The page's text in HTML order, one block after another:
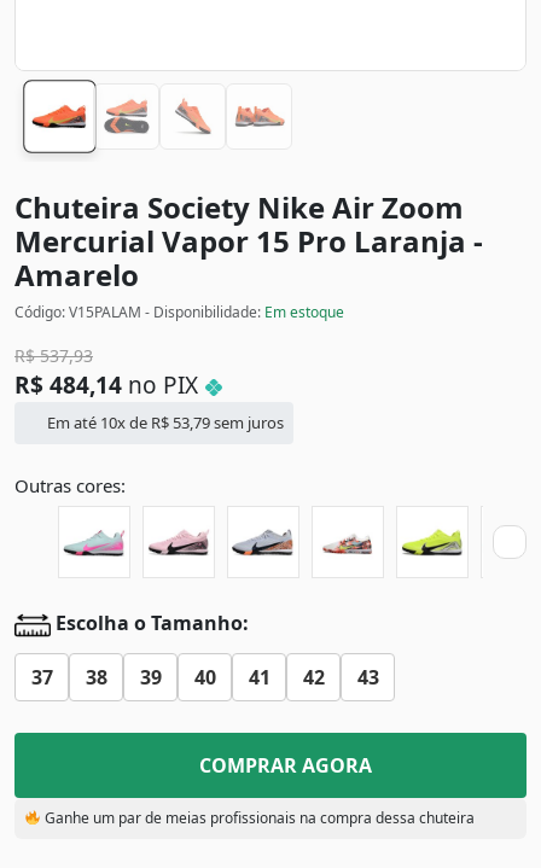
Chuteira Society Nike Air Zoom
Mercurial Vapor 15 Pro Laranja -
Amarelo
Código: V15PALAM - Disponibilidade: Em estoque
R$537,93
R$ 484,14 no PIX
Em até 10x de R$ 53,79sem juros
Outras cores:
Escolha o Tamanho:
37 38 39 40 41 42 43
COMPRAR AGORA
Ganhe um par de meias profissionais na compra dessa chuteira